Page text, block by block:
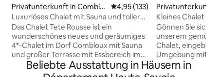
Privatunterkunft in Comblo
ux
Durchschnittliche Bewertung:
4,95 (133)
Luxuriöses Chalet mit Sauna und toller
Aussicht
Das Chalet Tete Rousse ist ein
wunderschönes neues und geräumiges
4*-Chalet im Dorf Combloux mit Sauna
und großer Terrasse mit Essbereich im
Freien. Herrliche Aussicht auf den Mont
Blanc und die Chaîne des Aravis. Das
Privatunterkunft
Kleines Chalet
Gönnen Sie sich
unserem
Chalet,
Umgebung mit
Mont Blanc.
ist dieser kleine
Beliebte Ausstattung in Häusern in